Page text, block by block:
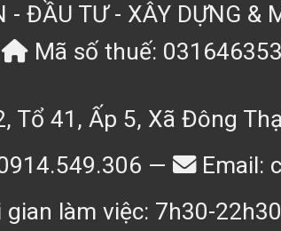
- ĐẦU TƯ - XÂY DỰNG &
Mã số thuế:
41, Ấp 5, Xã Đông
—
Email:
làm việc: 7h30-